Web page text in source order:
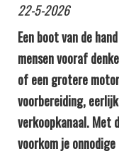
22-5-2026
Een boot van de
mensen vooraf
of een grotere
voorbereiding,
verkoopkanaal. Met
voorkom je